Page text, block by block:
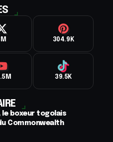
304.9K
39.5K
le boxeur togolais
Commonwealth